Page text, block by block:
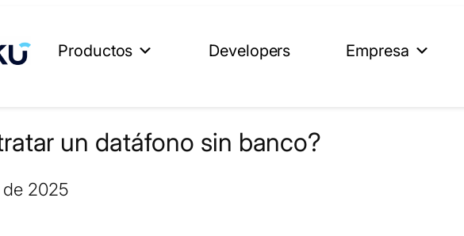
Productos Developers Empresa
un datáfono sin banco?
2025